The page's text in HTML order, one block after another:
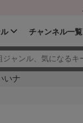
チャンネル一覧
いナ